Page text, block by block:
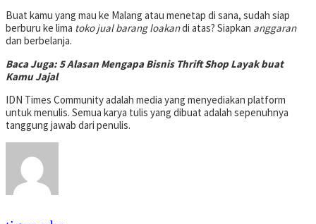
Buat kamu yang mau ke Malang atau menetap di sana, sudah siap
berburu ke lima toko jual barang loakandi atas? Siapkan anggaran
dan berbelanja.
Baca Juga: 5 Alasan Mengapa Bisnis Thrift Shop Layak buat
Kamu Jajal
IDN Times Community adalah media yang menyediakan platform
untuk menulis. Semua karya tulis yang dibuat adalah sepenuhnya
tanggung jawab dari penulis.